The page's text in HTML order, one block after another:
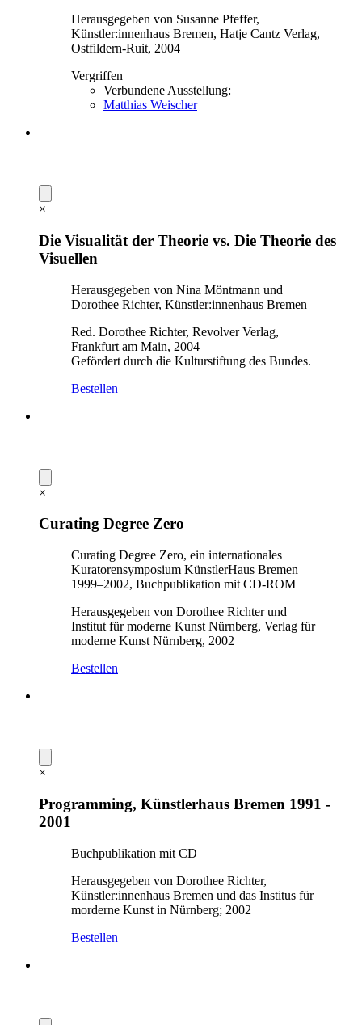
Herausgegeben von Susanne Pfeffer,
Künstler:innenhaus Bremen, Hatje Cantz Verlag,
Ostfildern-Ruit, 2004
Vergriffen
Verbundene Ausstellung:
Matthias Weischer
×
Die Visualität der Theorie vs. Die Theorie des
Visuellen
Herausgegeben von Nina Möntmann und
Dorothee Richter, Künstler:innenhaus Bremen
Red. Dorothee Richter, Revolver Verlag,
Frankfurt am Main, 2004
Gefördert durch die Kulturstiftung des Bundes.
Bestellen
×
Curating Degree Zero
Curating Degree Zero, ein internationales
Kuratorensymposium KünstlerHaus Bremen
1999–2002, Buchpublikation mit CD-ROM
Herausgegeben von Dorothee Richter und
Institut für moderne Kunst Nürnberg, Verlag für
moderne Kunst Nürnberg, 2002
Bestellen
×
Programming, Künstlerhaus Bremen 1991 -
2001
Buchpublikation mit CD
Herausgegeben von Dorothee Richter,
Künstler:innenhaus Bremen und das Institus für
morderne Kunst in Nürnberg; 2002
Bestellen